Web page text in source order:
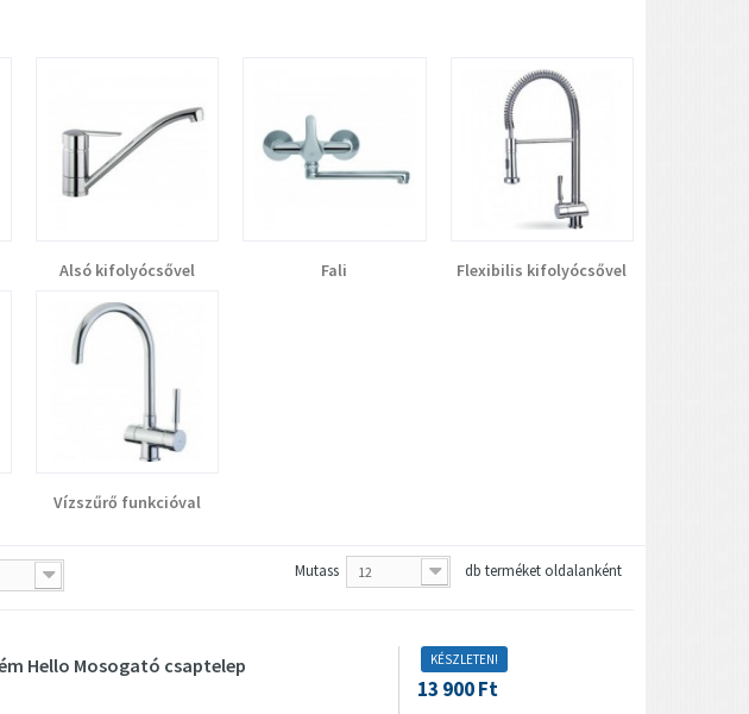
Alsó kifolyócsővel Fali Flexibilis kifolyócsővel
Vízszűrő funkcióval
Mutass 12 db terméket oldalanként
Hello Mosogató csaptelep KÉSZLETEN!
13 900 Ft